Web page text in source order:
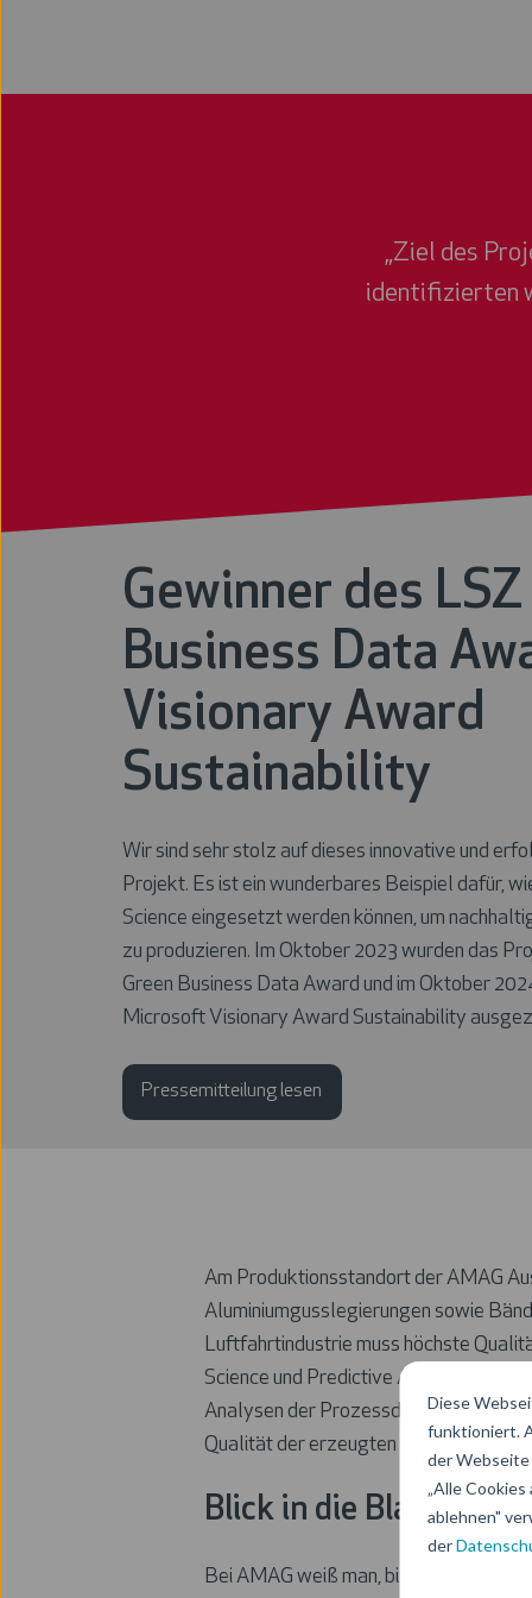
Diese
funktioniert.
der Webseite
„Alle
ablehnen"
der
„Ziel des
identifizierten
Gewinner des
Business Data
Visionary Award
Sustainability
Wir sind sehr stolz auf dieses innovative und
Projekt. Es ist ein wunderbares Beispiel dafür,
Science eingesetzt werden können, um
zu produzieren. Im Oktober 2023 wurden das
Green Business Data Award und im Oktober
Microsoft Visionary Award Sustainability
Pressemitteilung lesen
Am Produktionsstandort der AMAG
Aluminiumgusslegierungen sowie
Luftfahrtindustrie muss höchste
Science und Predictive Analytics den
Analysen der Prozessdaten
Qualität der erzeugten Produkte
Blick in die Blackbox
Bei AMAG weiß man, bis zum fertigen